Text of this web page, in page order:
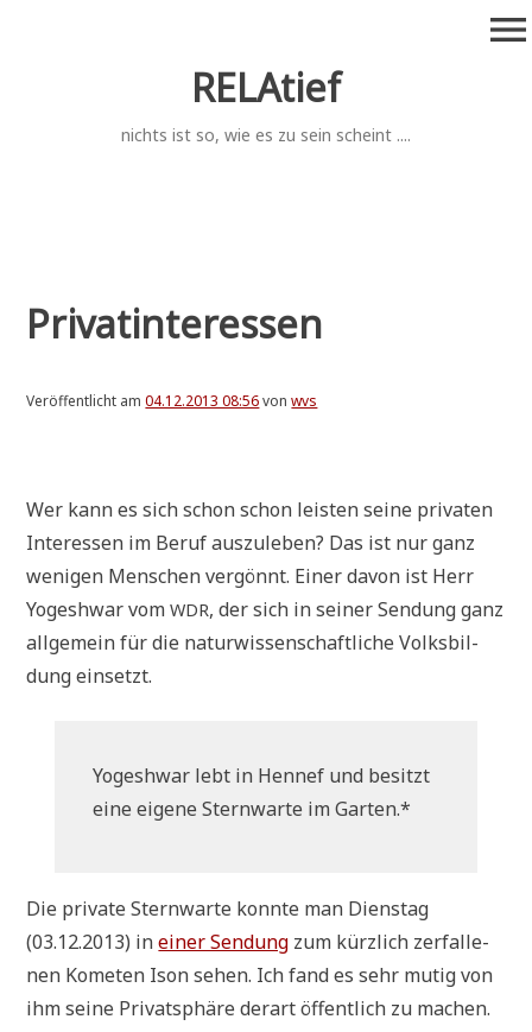
RELAtief
nichts ist so, wie es zu sein scheint ....
menu
Privatinteressen
Veröffentlicht am04.12.2013 08:56vonwvs
Wer kann es sich schon schon lei­sten sei­ne pri­va­ten
Inter­es­sen im Beruf aus­zu­le­ben? Das ist nur ganz
weni­gen Men­schen ver­gönnt. Einer davon ist Herr
Yogeshwar vomWDR, der sich in sei­ner Sen­dung ganz
all­ge­mein für die natur­wis­sen­schaft­li­che Volks­bil­
dung einsetzt.
Yogeshwar lebt in Hennef und besitzt
eine eige­ne Stern­war­te im Garten.*
Die pri­va­te Stern­war­te konn­te man Diens­tag
(03.12.2013) ineiner Sen­dung zum kürz­lich zer­fal­le­
nen Kome­ten Ison sehen. Ich fand es sehr mutig von
ihm sei­ne Pri­vat­sphä­re der­art öffent­lich zu machen.